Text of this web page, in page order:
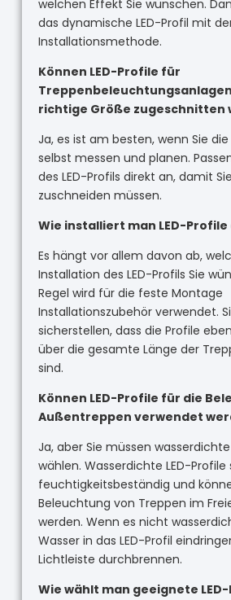
welchen Effekt Sie wünschen.
das dynamische LED-Profil mit
Installationsmethode.
Können LED-Profile für
richtige Größe zugeschnitten
Ja, es ist am besten, wenn Sie
selbst messen und planen.
des LED-Profils direkt an, damit
zuschneiden müssen.
Wie installiert man LED-
Es hängt vor allem davon ab,
Installation des LED-Profils Sie
Regel wird für die feste Montage
Installationszubehör verwendet.
sicherstellen, dass die Profile
über die gesamte Länge der
sind.
Können LED-Profile für die
Außentreppen verwendet
Ja, aber Sie müssen wasserdichte
wählen. Wasserdichte LED-Profile
feuchtigkeitsbeständig und
Beleuchtung von Treppen im
werden. Wenn es nicht
Wasser in das LED-Profil
Lichtleiste durchbrennen.
Wie wählt man geeignete